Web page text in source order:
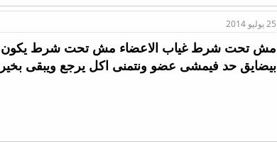
25 يوليو 2014
مش تحت شرط غياب الاعضاء مش تحت شرط يكون
بيضايق حد فيمشى عضو ونتمنى اكل يرجع ويبقى بخير